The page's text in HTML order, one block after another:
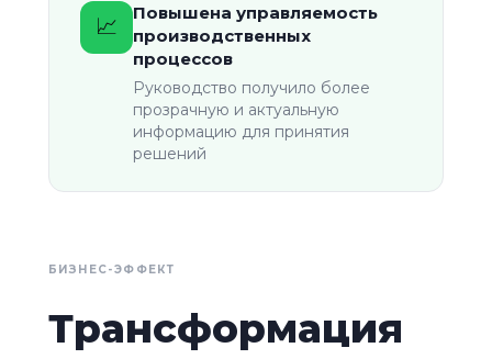
📈️
Повышена управляемость
производственных
процессов
Руководство получило более
прозрачную и актуальную
информацию для принятия
решений
БИЗНЕС-ЭФФЕКТ
Трансформация